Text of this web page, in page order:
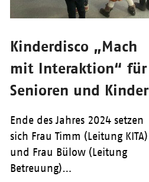
Kinderdisco „Mach
mit Interaktion“ für
Senioren und Kinder
Ende des Jahres 2024 setzen
sich Frau Timm (Leitung KITA)
und Frau Bülow (Leitung
Betreuung)…